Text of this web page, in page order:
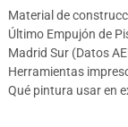
Material de
Último Empujón de
Madrid Sur (Datos
Herramientas
Qué pintura usar en